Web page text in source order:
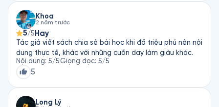
Khoa
2 năm trước
5/5 Hay
Tác giả viết sách chia sẻ bài học khi đã triệu phú nên nội
dung thực tế, khác với những cuốn dạy làm giàu khác.
Nội dung: 5/5Giọng đọc: 5/5
5
Long Lý